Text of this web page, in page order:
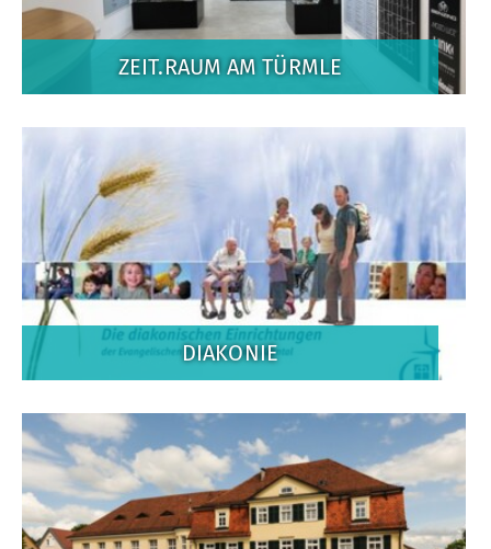
ZEIT.RAUM AM TÜRMLE
DIAKONIE